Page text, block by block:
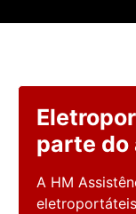
parte
A HM